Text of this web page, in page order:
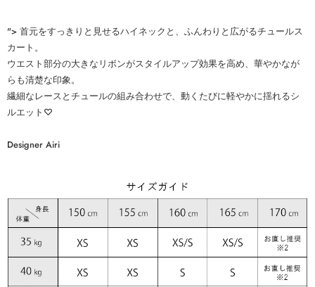
"> 首元をすっきりと見せるハイネックと、ふんわりと広がるチュールス
カート。
ウエスト部分の大きなリボンがスタイルアップ効果を高め、華やかなが
らも清楚な印象。
繊細なレースとチュールの組み合わせで、動くたびに軽やかに揺れるシ
ルエット♡
Designer Airi